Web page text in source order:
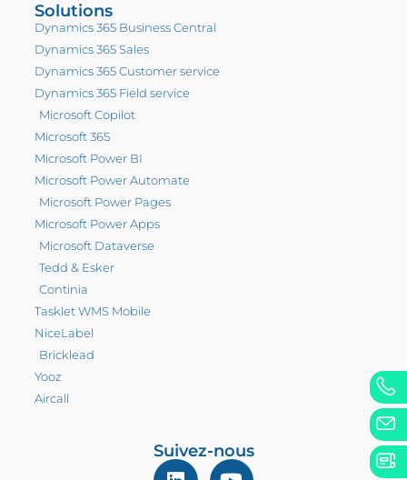
Solutions
Dynamics 365 Business Central
Dynamics 365 Sales
Dynamics 365 Customer service
Dynamics 365 Field service
Microsoft Copilot
Microsoft 365
Microsoft Power BI
Microsoft Power Automate
Microsoft Power Pages
Microsoft Power Apps
Microsoft Dataverse
Tedd & Esker
Continia
Tasklet WMS Mobile
NiceLabel
Bricklead
Yooz
Aircall
Suivez-nous